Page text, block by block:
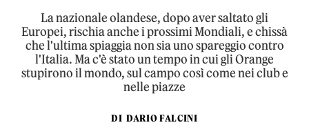
La nazionale olandese, dopo aver saltato gli
Europei, rischia anche i prossimi Mondiali, e chissà
che l'ultima spiaggia non sia uno spareggio contro
l'Italia. Ma c'è stato un tempo in cui gli Orange
stupirono il mondo, sul campo così come nei club e
nelle piazze
DI DARIO FALCINI